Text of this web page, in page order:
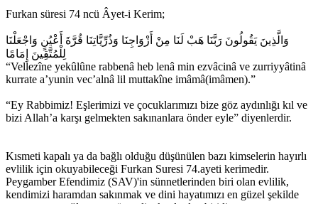
Furkan süresi 74 ncü Âyet-i Kerim;
وَالَّذِينَ يَقُولُونَ رَبَّنَا هَبْ لَنَا مِنْ أَزْوَاجِنَا وَذُرِّيَّاتِنَا قُرَّةَ أَعْيُنٍ وَاجْعَلْنَا
لِلْمُتَّقِينَ إِمَامًا
“Vellezîne yekûlûne rabbenâ heb lenâ min ezvâcinâ ve zurriyyâtinâ
kurrate a’yunin vec’alnâ lil muttakîne imâmâ(imâmen).”
“Ey Rabbimiz! Eşlerimizi ve çocuklarımızı bize göz aydınlığı kıl ve
bizi Allah’a karşı gelmekten sakınanlara önder eyle” diyenlerdir.
Kısmeti kapalı ya da bağlı olduğu düşünülen bazı kimselerin hayırlı
evlilik için okuyabileceği Furkan Suresi 74.ayeti kerimedir.
Peygamber Efendimiz (SAV)'in sünnetlerinden biri olan evlilik,
kendimizi haramdan sakınmak ve dini hayatımızı en güzel şekilde